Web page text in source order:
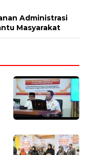
Administrasi
Masyarakat